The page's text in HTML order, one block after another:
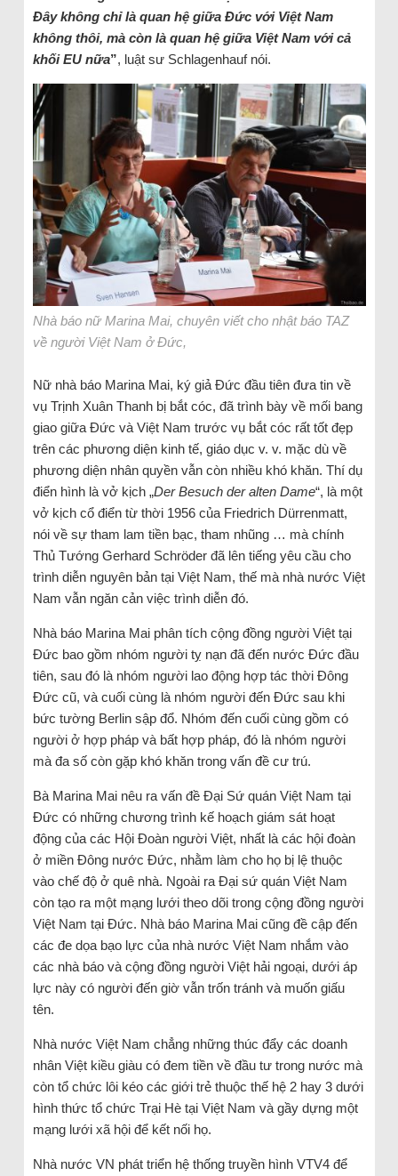
Đây không chỉ là quan hệ giữa Đức với Việt Nam
không thôi, mà còn là quan hệ giữa Việt Nam với cả
khối EU nữa”, luật sư Schlagenhauf nói.
Nhà báo nữ Marina Mai, chuyên viết cho nhật báo TAZ
về người Việt Nam ở Đức,
Nữ nhà báo Marina Mai, ký giả Đức đầu tiên đưa tin về
vụ Trịnh Xuân Thanh bị bắt cóc, đã trình bày về mối bang
giao giữa Đức và Việt Nam trước vụ bắt cóc rất tốt đẹp
trên các phương diện kinh tế, giáo dục v. v. mặc dù về
phương diện nhân quyền vẫn còn nhiều khó khăn. Thí dụ
điển hình là vở kịch „Der Besuch der alten Dame“, là một
vở kịch cổ điển từ thời 1956 của Friedrich Dürrenmatt,
nói về sự tham lam tiền bạc, tham nhũng … mà chính
Thủ Tướng Gerhard Schröder đã lên tiếng yêu cầu cho
trình diễn nguyên bản tại Việt Nam, thế mà nhà nước Việt
Nam vẫn ngăn cản việc trình diễn đó.
Nhà báo Marina Mai phân tích cộng đồng người Việt tại
Đức bao gồm nhóm người tỵ nạn đã đến nước Đức đầu
tiên, sau đó là nhóm người lao động hợp tác thời Đông
Đức cũ, và cuối cùng là nhóm người đến Đức sau khi
bức tường Berlin sập đổ. Nhóm đến cuối cùng gồm có
người ở hợp pháp và bất hợp pháp, đó là nhóm người
mà đa số còn gặp khó khăn trong vấn đề cư trú.
Bà Marina Mai nêu ra vấn đề Đại Sứ quán Việt Nam tại
Đức có những chương trình kế hoạch giám sát hoạt
động của các Hội Đoàn người Việt, nhất là các hội đoàn
ở miền Đông nước Đức, nhằm làm cho họ bị lệ thuộc
vào chế độ ở quê nhà. Ngoài ra Đại sứ quán Việt Nam
còn tạo ra một mạng lưới theo dõi trong cộng đồng người
Việt Nam tại Đức. Nhà báo Marina Mai cũng đề cập đến
các đe dọa bạo lực của nhà nước Việt Nam nhắm vào
các nhà báo và cộng đồng người Việt hải ngoại, dưới áp
lực này có người đến giờ vẫn trốn tránh và muốn giấu
tên.
Nhà nước Việt Nam chẳng những thúc đẩy các doanh
nhân Việt kiều giàu có đem tiền về đầu tư trong nước mà
còn tổ chức lôi kéo các giới trẻ thuộc thế hệ 2 hay 3 dưới
hình thức tổ chức Trại Hè tại Việt Nam và gầy dựng một
mạng lưới xã hội để kết nối họ.
Nhà nước VN phát triển hệ thống truyền hình VTV4 để